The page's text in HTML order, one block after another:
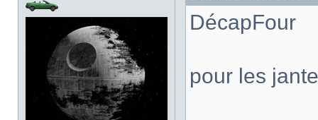
DécapFour
pour les